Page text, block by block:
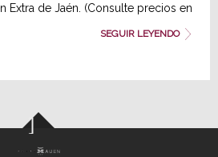
Extra de Jaén. (Consulte precios en
SEGUIR LEYENDO